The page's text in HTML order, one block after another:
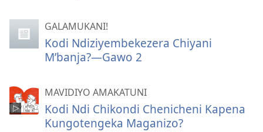
GALAMUKANI!
Kodi Ndiziyembekezera Chiyani
M’banja?​—Gawo 2
MAVIDIYO AMAKATUNI
Kodi Ndi Chikondi Chenicheni Kapena
Kungotengeka Maganizo?